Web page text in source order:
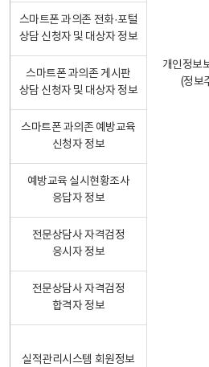
개인정보
(정보
스마트폰 과의존 전화·포털
상담 신청자 및 대상자 정보
스마트폰 과의존 게시판
상담 신청자 및 대상자 정보
스마트폰 과의존 예방교육
신청자 정보
예방교육 실시현황조사
응답자 정보
전문상담사 자격검정
응시자 정보
전문상담사 자격검정
합격자 정보
실적관리시스템 회원정보